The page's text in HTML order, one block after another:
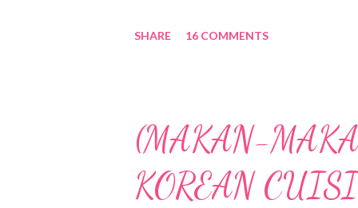
19 nie. Jadi untuk
berhubung dengan kami ketika
SHARE 16 COMMENTS
(MAKAN-
KOREAN